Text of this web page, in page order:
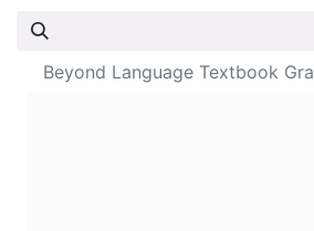
Beyond Language Textbook